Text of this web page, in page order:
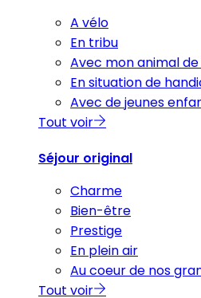
A vélo
En tribu
Avec mon animal
En situation de
Avec de jeunes
Tout voir
Séjour original
Charme
Bien-être
Prestige
En plein air
Au coeur de nos
Tout voir